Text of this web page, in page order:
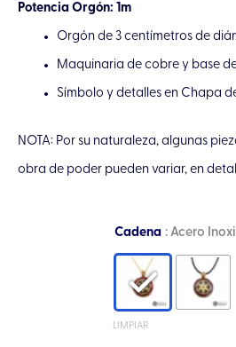
Potencia Orgón: 1m
Orgón de 3 centímetros de
Maquinaria de cobre y base
Símbolo y detalles en Chapa
NOTA: Por su naturaleza, algunas
obra de poder pueden variar, en
Cadena : Acero
LIMPIAR
Collar
Mini
Orgón
Bicolor
Cubo